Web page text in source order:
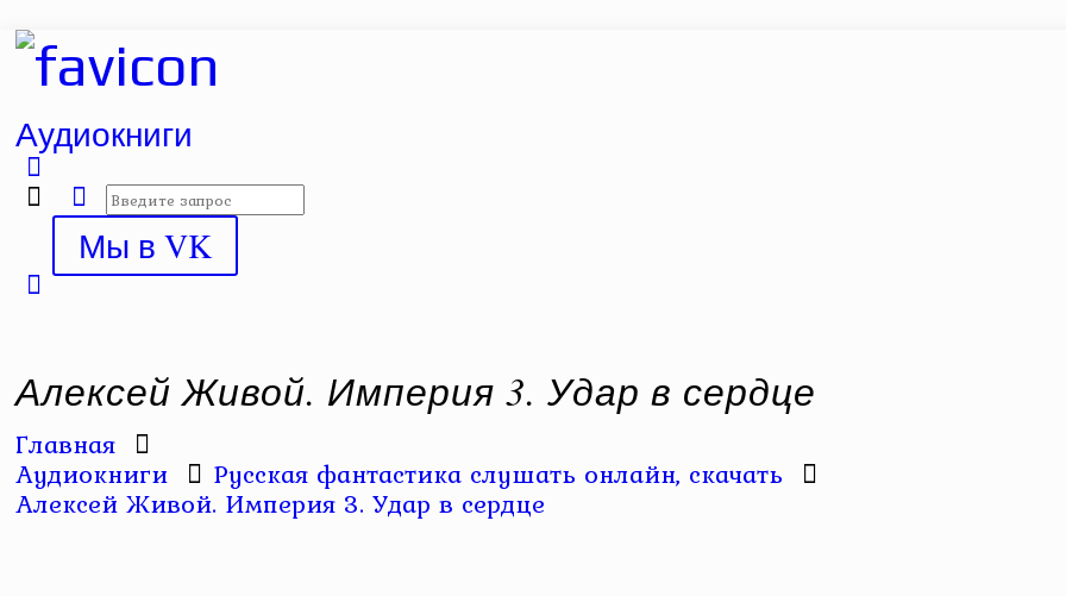
Аудиокниги
Мы в VK
Алексей Живой. Империя 3. Удар в сердце
Главная
Аудиокниги Русская фантастика слушать онлайн, скачать
Алексей Живой. Империя 3. Удар в сердце